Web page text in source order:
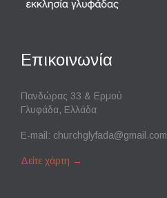
Επικοινωνία
Πανδώρας 33 & Ερμού
Γλυφάδα, Ελλάδα
E-mail: churchglyfada@gmail.com
Δείτε χάρτη →